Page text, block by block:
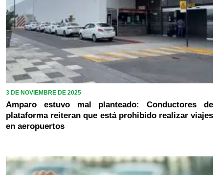
3 DE NOVIEMBRE DE 2025
Amparo estuvo mal planteado: Conductores de
plataforma reiteran que está prohibido realizar viajes
en aeropuertos